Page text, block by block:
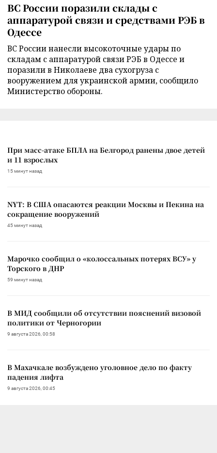
ВС России поразили склады с
аппаратурой связи и средствами РЭБ в
Одессе
ВС России нанесли высокоточные удары по
складам с аппаратурой связи РЭБ в Одессе и
поразили в Николаеве два сухогруза с
вооружением для украинской армии, сообщило
Министерство обороны.
При масс-атаке БПЛА на Белгород ранены двое детей
и 11 взрослых
15 минут назад
NYT: В США опасаются реакции Москвы и Пекина на
сокращение вооружений
45 минут назад
Марочко сообщил о «колоссальных потерях ВСУ» у
Торского в ДНР
59 минут назад
В МИД сообщили об отсутствии пояснений визовой
политики от Черногории
9 августа 2026, 00:58
В Махачкале возбуждено уголовное дело по факту
падения лифта
9 августа 2026, 00:45